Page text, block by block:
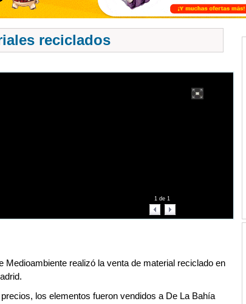
reciclados
1 de 1
Medioambiente realizó la venta de material reciclado en
los elementos fueron vendidos a De La Bahía